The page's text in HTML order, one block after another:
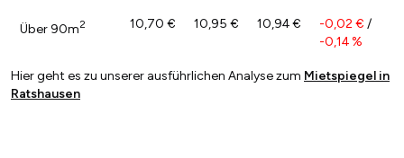
Über 90m2 10,70 € 10,95 € 10,94 € -0,02 € /
-0,14 %
Hier geht es zu unserer ausführlichen Analyse zum Mietspiegel in
Ratshausen